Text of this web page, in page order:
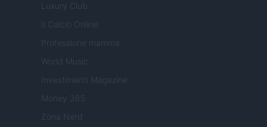
Luxury Club
Il Calcio Online
Professione mamma
World Music
Investimenti Magazine
Money 365
Zona Nerd